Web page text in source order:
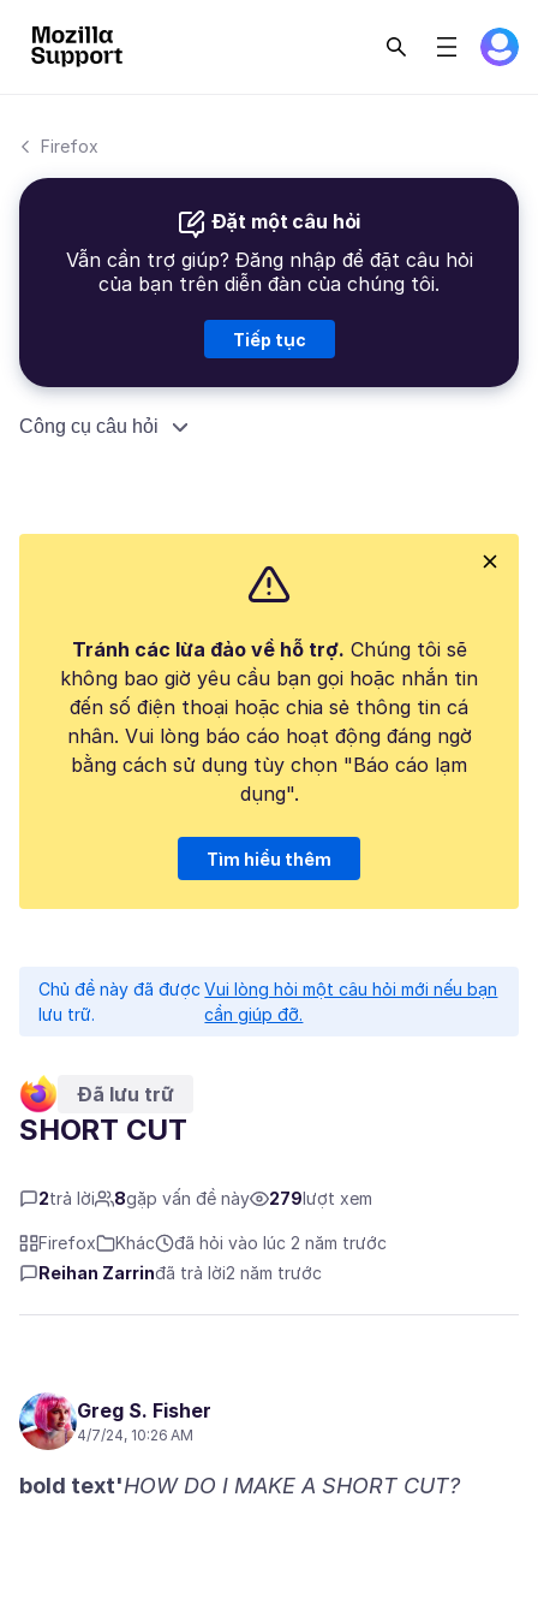
Firefox
Đặt một câu hỏi
Vẫn cần trợ giúp? Đăng nhập để đặt câu hỏi
của bạn trên diễn đàn của chúng tôi.
Tiếp tục
Công cụ câu hỏi
Tránh các lừa đảo về hỗ trợ. Chúng tôi sẽ
không bao giờ yêu cầu bạn gọi hoặc nhắn tin
đến số điện thoại hoặc chia sẻ thông tin cá
nhân. Vui lòng báo cáo hoạt động đáng ngờ
bằng cách sử dụng tùy chọn "Báo cáo lạm
dụng".
Tìm hiểu thêm
Chủ đề này đã được
lưu trữ.
Vui lòng hỏi một câu hỏi mới nếu bạn
cần giúp đỡ.
Đã lưu trữ
SHORT CUT
2trả lời 8gặp vấn đề này 279lượt xem
Firefox Khác
đã hỏi vào lúc 2 năm trước
Reihan Zarrinđã trả lời2 năm trước
Greg S. Fisher
4/7/24, 10:26 AM
bold text'